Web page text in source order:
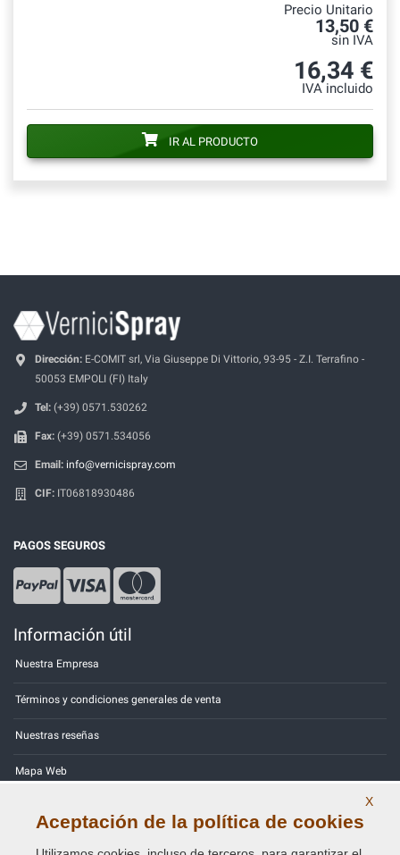
Precio Unitario
13,50 €
sin IVA
16,34 €
IVA incluido
IR AL PRODUCTO
Dirección: E-COMIT srl, Via Giuseppe Di Vittorio, 93-95 - Z.I. Terrafino -
50053 EMPOLI (FI) Italy
Tel: (+39) 0571.530262
Fax: (+39) 0571.534056
Email: info@vernicispray.com
CIF: IT06818930486
PAGOS SEGUROS
Información útil
Nuestra Empresa
Términos y condiciones generales de venta
Nuestras reseñas
Mapa Web
X
Aceptación de la política de cookies